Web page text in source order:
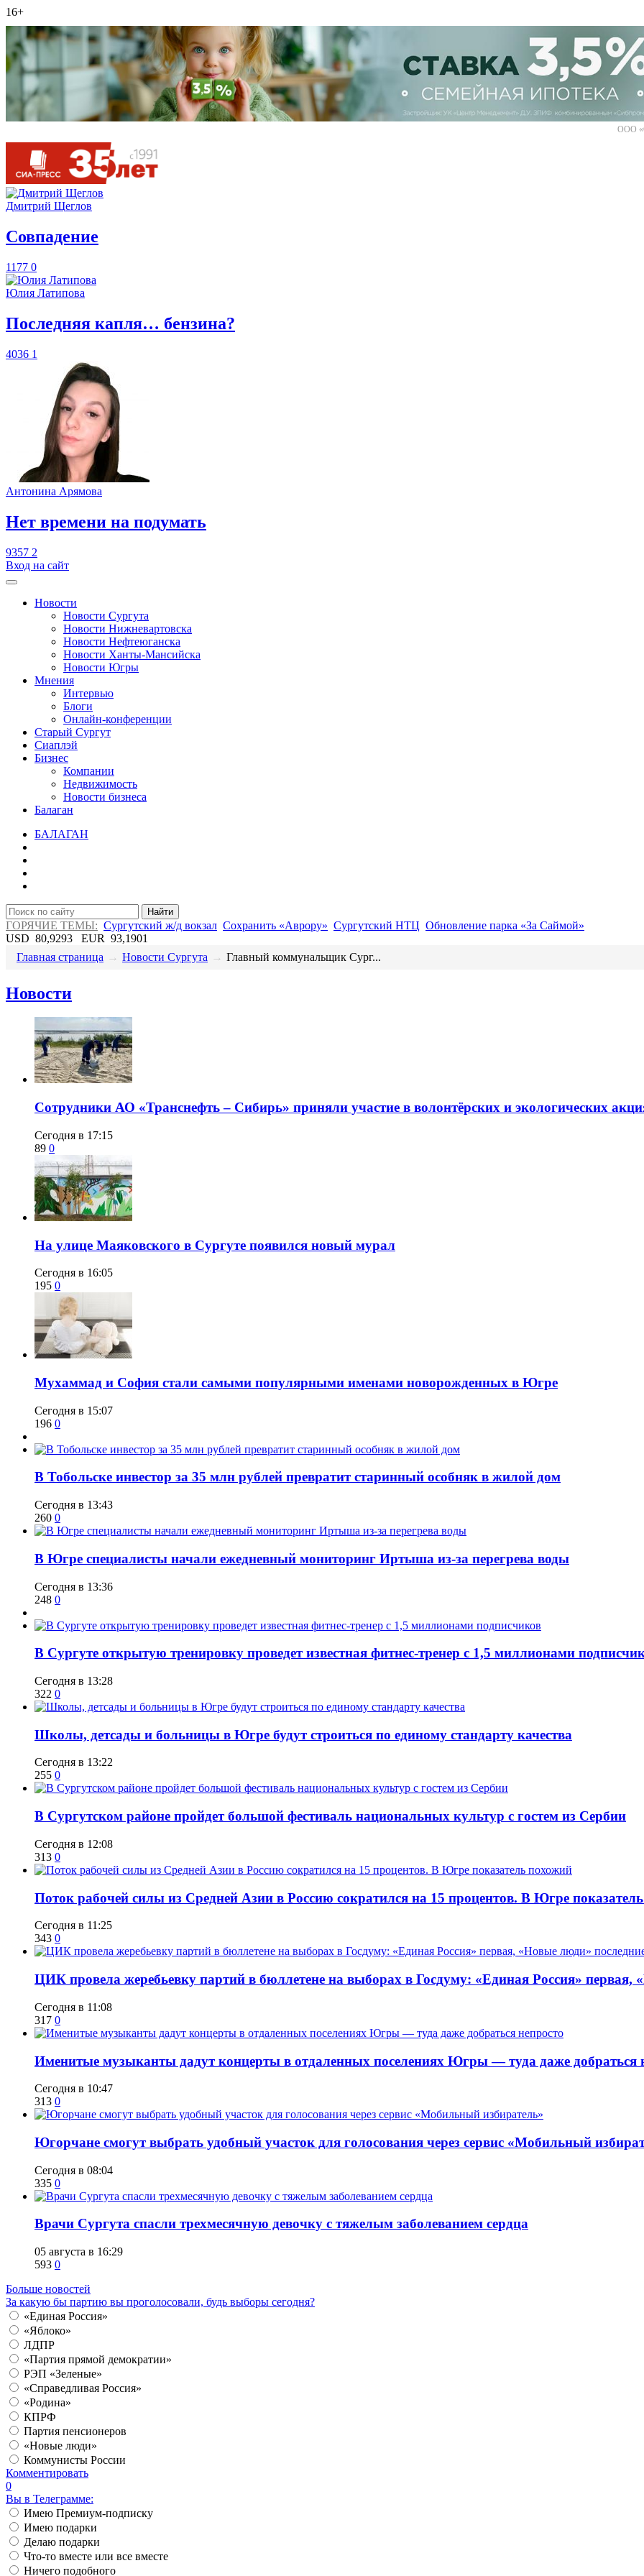
16+
ООО
Дмитрий Щеглов
​Совпадение
1177 0
Юлия Латипова
​Последняя капля… бензина?
4036 1
Антонина Арямова
​Нет времени на подумать
9357 2
Вход на сайт
Новости
Новости Сургута
Новости Нижневартовска
Новости Нефтеюганска
Новости Ханты-Мансийска
Новости Югры
Мнения
Интервью
Блоги
Онлайн-конференции
Старый Сургут
Сиаплэй
Бизнес
Компании
Недвижимость
Новости бизнеса
Балаган
БАЛАГАН
Найти
ГОРЯЧИЕ ТЕМЫ: Сургутский ж/д вокзал Сохранить «Аврору» Сургутский НТЦ Обновление парка «За Саймой»
USD 80,9293 EUR 93,1901
Главная страница → Новости Сургута → ​Главный коммунальщик Сург...
Новости
Сотрудники АО «Транснефть – Сибирь» приняли участие в волонтёрских и экологических
Сегодня в 17:15
89 0
​На улице Маяковского в Сургуте появился новый мурал
Сегодня в 16:05
195 0
​Мухаммад и София стали самыми популярными именами новорожденных в Югре
Сегодня в 15:07
196 0
В Тобольске инвестор за 35 млн рублей превратит старинный особняк в жилой дом
Сегодня в 13:43
260 0
В Югре специалисты начали ежедневный мониторинг Иртыша из-за перегрева воды
Сегодня в 13:36
248 0
В Сургуте открытую тренировку проведет известная фитнес-тренер с 1,5 миллионами
Сегодня в 13:28
322 0
Школы, детсады и больницы в Югре будут строиться по единому стандарту качества
Сегодня в 13:22
255 0
В Сургутском районе пройдет большой фестиваль национальных культур с гостем из Сербии
Сегодня в 12:08
313 0
Поток рабочей силы из Средней Азии в Россию сократился на 15 процентов. В Югре
Сегодня в 11:25
343 0
ЦИК провела жеребьевку партий в бюллетене на выборах в Госдуму: «Единая Россия» первая,
Сегодня в 11:08
317 0
Именитые музыканты дадут концерты в отдаленных поселениях Югры — туда даже добраться
Сегодня в 10:47
313 0
Югорчане смогут выбрать удобный участок для голосования через сервис «Мобильный
Сегодня в 08:04
335 0
​Врачи Сургута спасли трехмесячную девочку с тяжелым заболеванием сердца
05 августа в 16:29
593 0
Больше новостей
За какую бы партию вы проголосовали, будь выборы сегодня?
«Единая Россия»
«Яблоко»
ЛДПР
«Партия прямой демократии»
РЭП «Зеленые»
«Справедливая Россия»
«Родина»
КПРФ
Партия пенсионеров
«Новые люди»
Коммунисты России
Комментировать
0
Вы в Телеграмме:
Имею Премиум-подписку
Имею подарки
Делаю подарки
Что-то вместе или все вместе
Ничего подобного